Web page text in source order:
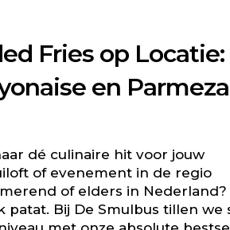
Fries op
en
dé culinaire hit voor jouw
of evenement in de regio
of elders in
patat. Bij De Smulbus tillen we